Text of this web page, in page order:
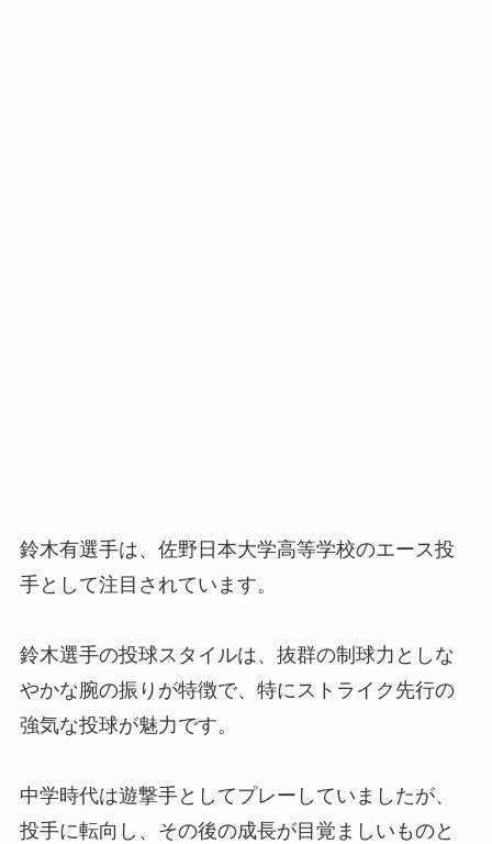
鈴木有選手は、佐野日本大学高等学校のエース投
手として注目されています。
鈴木選手の投球スタイルは、抜群の制球力としな
やかな腕の振りが特徴で、特にストライク先行の
強気な投球が魅力です。
中学時代は遊撃手としてプレーしていましたが、
投手に転向し、その後の成長が目覚ましいものと